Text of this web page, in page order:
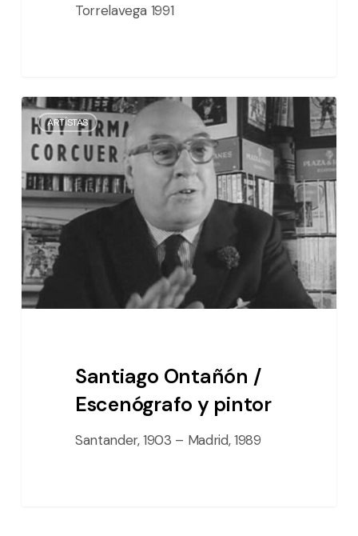
Torrelavega 1991
Santiago
Ontañón
Escenógrafo
y
pintor
ARTÍSTAS
Santiago Ontañón /
Escenógrafo y pintor
Santander, 1903 – Madrid, 1989